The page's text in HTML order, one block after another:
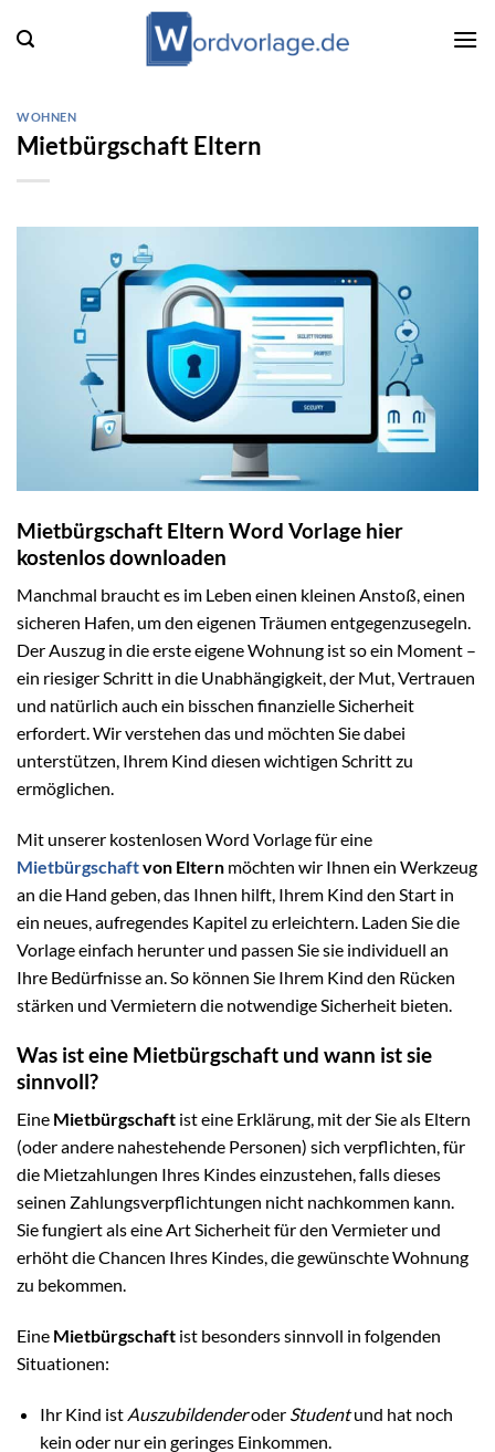
Inhalt
WOHNEN
Mietbürgschaft Eltern
Mietbürgschaft Eltern Word Vorlage hier
kostenlos downloaden
Manchmal braucht es im Leben einen kleinen Anstoß, einen
sicheren Hafen, um den eigenen Träumen entgegenzusegeln.
Der Auszug in die erste eigene Wohnung ist so ein Moment –
ein riesiger Schritt in die Unabhängigkeit, der Mut, Vertrauen
und natürlich auch ein bisschen finanzielle Sicherheit
erfordert. Wir verstehen das und möchten Sie dabei
unterstützen, Ihrem Kind diesen wichtigen Schritt zu
ermöglichen.
Mit unserer kostenlosen Word Vorlage für eine
Mietbürgschaftvon Eltern möchten wir Ihnen ein Werkzeug
an die Hand geben, das Ihnen hilft, Ihrem Kind den Start in
ein neues, aufregendes Kapitel zu erleichtern. Laden Sie die
Vorlage einfach herunter und passen Sie sie individuell an
Ihre Bedürfnisse an. So können Sie Ihrem Kind den Rücken
stärken und Vermietern die notwendige Sicherheit bieten.
Was ist eine Mietbürgschaft und wann ist sie
sinnvoll?
Eine Mietbürgschaft ist eine Erklärung, mit der Sie als Eltern
(oder andere nahestehende Personen) sich verpflichten, für
die Mietzahlungen Ihres Kindes einzustehen, falls dieses
seinen Zahlungsverpflichtungen nicht nachkommen kann.
Sie fungiert als eine Art Sicherheit für den Vermieter und
erhöht die Chancen Ihres Kindes, die gewünschte Wohnung
zu bekommen.
Eine Mietbürgschaft ist besonders sinnvoll in folgenden
Situationen:
Ihr Kind ist Auszubildenderoder Studentund hat noch
kein oder nur ein geringes Einkommen.